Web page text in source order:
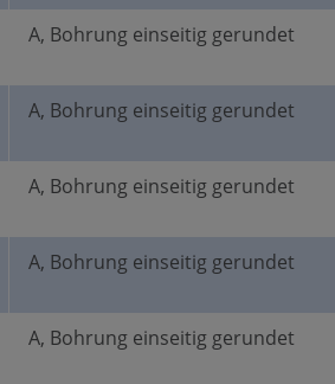
A, Bohrung einseitig gerundet
A, Bohrung einseitig gerundet
A, Bohrung einseitig gerundet
A, Bohrung einseitig gerundet
A, Bohrung einseitig gerundet